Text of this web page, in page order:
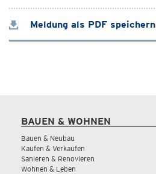
Meldung als PDF speichern
BAUEN & WOHNEN
Bauen & Neubau
Kaufen & Verkaufen
Sanieren & Renovieren
Wohnen & Leben